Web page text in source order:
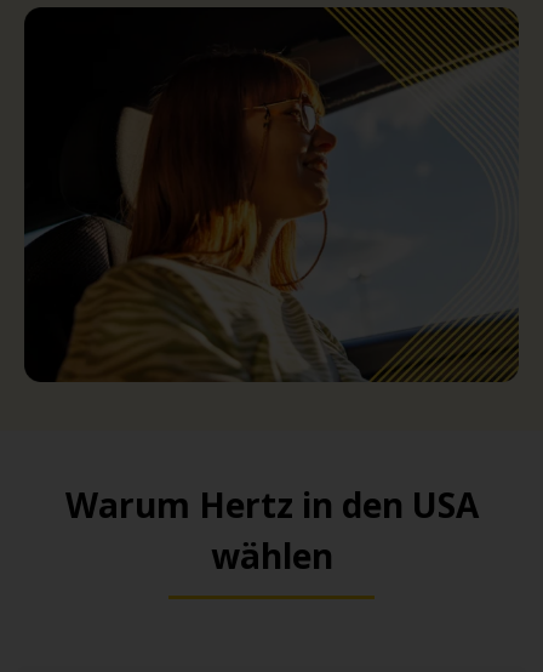
Warum Hertz in den USA
wählen